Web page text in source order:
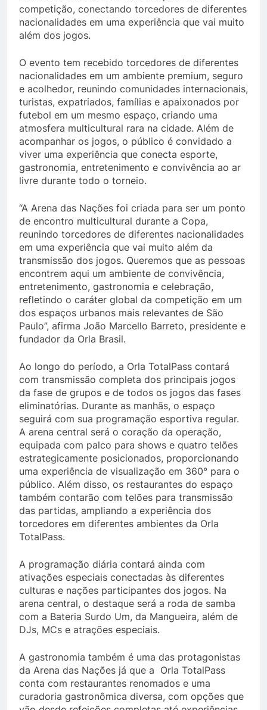
competição, conectando torcedores de diferentes
nacionalidades em uma experiência que vai muito
além dos jogos.
O evento tem recebido torcedores de diferentes
nacionalidades em um ambiente premium, seguro
e acolhedor, reunindo comunidades internacionais,
turistas, expatriados, famílias e apaixonados por
futebol em um mesmo espaço, criando uma
atmosfera multicultural rara na cidade. Além de
acompanhar os jogos, o público é convidado a
viver uma experiência que conecta esporte,
gastronomia, entretenimento e convivência ao ar
livre durante todo o torneio.
“A Arena das Nações foi criada para ser um ponto
de encontro multicultural durante a Copa,
reunindo torcedores de diferentes nacionalidades
em uma experiência que vai muito além da
transmissão dos jogos. Queremos que as pessoas
encontrem aqui um ambiente de convivência,
entretenimento, gastronomia e celebração,
refletindo o caráter global da competição em um
dos espaços urbanos mais relevantes de São
Paulo”, afirma João Marcello Barreto, presidente e
fundador da Orla Brasil.
Ao longo do período, a Orla TotalPass contará
com transmissão completa dos principais jogos
da fase de grupos e de todos os jogos das fases
eliminatórias. Durante as manhãs, o espaço
seguirá com sua programação esportiva regular.
A arena central será o coração da operação,
equipada com palco para shows e quatro telões
estrategicamente posicionados, proporcionando
uma experiência de visualização em 360° para o
público. Além disso, os restaurantes do espaço
também contarão com telões para transmissão
das partidas, ampliando a experiência dos
torcedores em diferentes ambientes da Orla
TotalPass.
A programação diária contará ainda com
ativações especiais conectadas às diferentes
culturas e nações participantes dos jogos. Na
arena central, o destaque será a roda de samba
com a Bateria Surdo Um, da Mangueira, além de
DJs, MCs e atrações especiais.
A gastronomia também é uma das protagonistas
da Arena das Nações já que a Orla TotalPass
conta com restaurantes renomados e uma
curadoria gastronômica diversa, com opções que